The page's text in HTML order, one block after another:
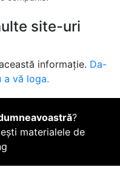
site-uri
informație. Da-
vă loga.
?
materialele de